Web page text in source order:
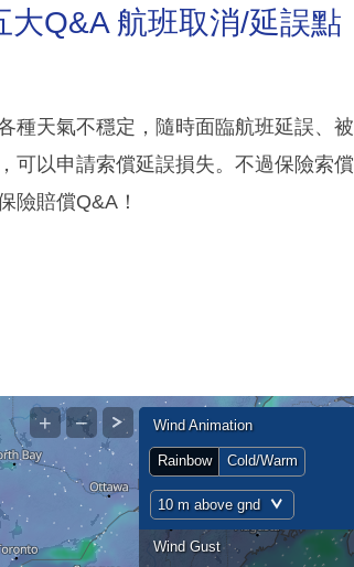
Q&A 航班取消/延誤點
種天氣不穩定，隨時面臨航班延誤、被
可以申請索償延誤損失。不過保險索償
險賠償Q&A！